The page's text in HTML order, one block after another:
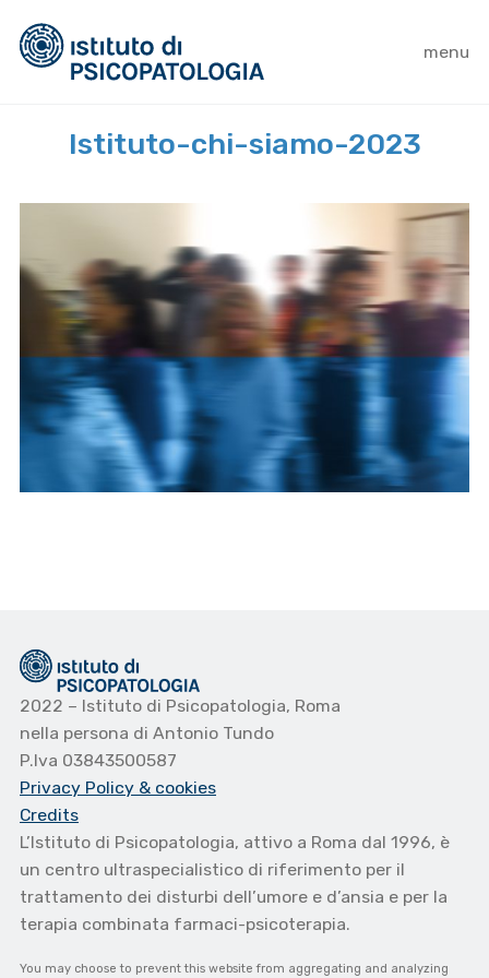
menu
Istituto-chi-siamo-2023
2022 – Istituto di Psicopatologia, Roma
nella persona di Antonio Tundo
P.Iva 03843500587
Privacy Policy & cookies
Credits
L’Istituto di Psicopatologia, attivo a Roma dal 1996, è
un centro ultraspecialistico di riferimento per il
trattamento dei disturbi dell’umore e d’ansia e per la
terapia combinata farmaci-psicoterapia.
You may choose to prevent this website from aggregating and analyzing